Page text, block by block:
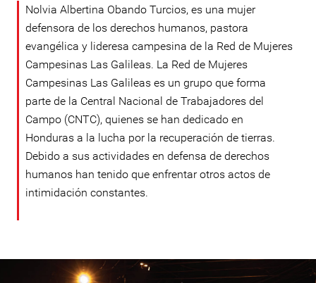
Nolvia Albertina Obando Turcios, es una mujer
defensora de los derechos humanos, pastora
evangélica y lideresa campesina de la Red de Mujeres
Campesinas Las Galileas. La Red de Mujeres
Campesinas Las Galileas es un grupo que forma
parte de la Central Nacional de Trabajadores del
Campo (CNTC), quienes se han dedicado en
Honduras a la lucha por la recuperación de tierras.
Debido a sus actividades en defensa de derechos
humanos han tenido que enfrentar otros actos de
intimidación constantes.